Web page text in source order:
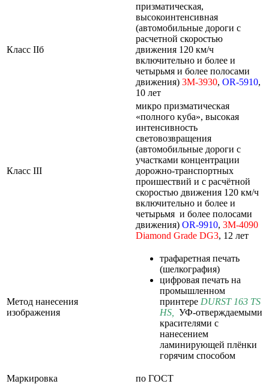
Класс IIб
призматическая,
высокоинтенсивная
(автомобильные дороги с
расчетной скоростью
движения 120 км/ч
включительно и более и
четырьмя и более полосами
движения) 3M-3930, OR-5910,
10 лет
Класс III
микро призматическая
«полного куба», высокая
интенсивность
световозвращения
(автомобильные дороги с
участками концентрации
дорожно-транспортных
проишествий и с расчётной
скоростью движения 120 км/ч
включительно и более и
четырьмя и более полосами
движения) OR-9910, 3M-4090
Diamond Grade DG3, 12 лет
Метод нанесения
изображения
трафаретная печать
(шелкография)
цифровая печать на
промышленном
принтере DURST 163 TS
HS
УФ-отверждаемыми
красителями с
нанесением
ламинирующей плёнки
горячим способом
Маркировка
по ГОСТ